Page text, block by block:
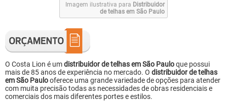
Imagem ilustrativa para Distribuidor
de telhas em São Paulo
O Costa Lion é umdistribuidor de telhas em São Pauloque possui
mais de 85 anos de experiência no mercado. O distribuidor de telhas
em São Paulooferece uma grande variedade de opções para atender
com muita precisão todas as necessidades de obras residenciais e
comerciais dos mais diferentes portes e estilos.